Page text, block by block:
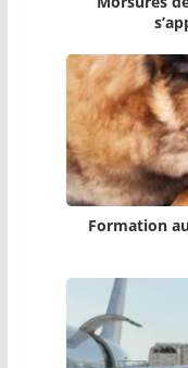
Formation